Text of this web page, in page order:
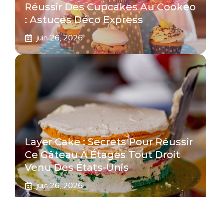
Réussir Des Cupcakes Au Cookeo
: Astuces Déco Express
juin 26, 2026
Layer Cake : Secrets Pour Réussir
Ce Gâteau À Étages Tout Droit
Venu Des États-Unis
juin 26, 2026